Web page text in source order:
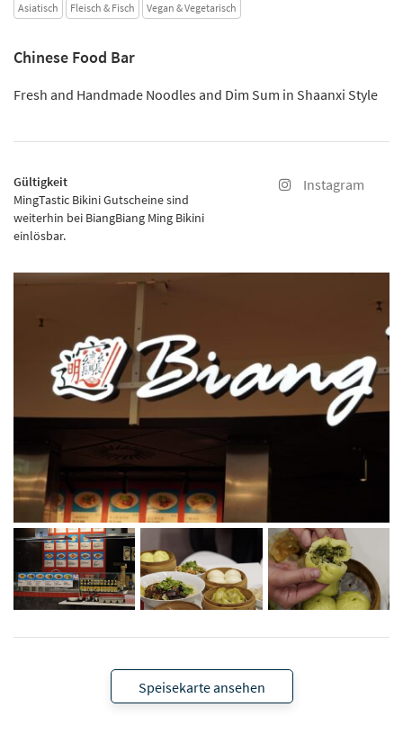
Asiatisch Fleisch & Fisch Vegan & Vegetarisch
Chinese Food Bar
Fresh and Handmade Noodles and Dim Sum in Shaanxi Style
Gültigkeit
MingTastic Bikini Gutscheine sind
weiterhin bei BiangBiang Ming Bikini
einlösbar.
Instagram
Speisekarte ansehen